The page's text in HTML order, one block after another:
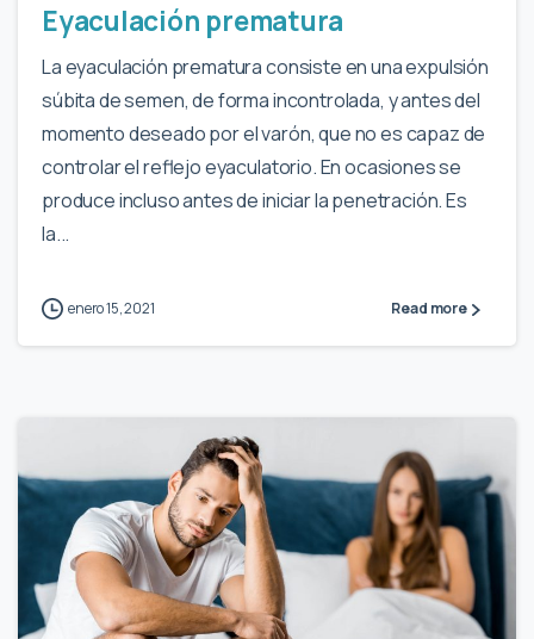
Eyaculación prematura
La eyaculación prematura consiste en una expulsión
súbita de semen, de forma incontrolada, y antes del
momento deseado por el varón, que no es capaz de
controlar el reflejo eyaculatorio. En ocasiones se
produce incluso antes de iniciar la penetración. Es
la...
enero 15, 2021 Read more